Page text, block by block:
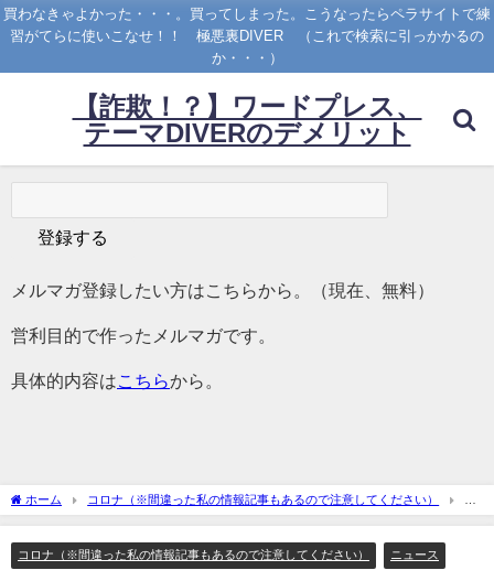
買わなきゃよかった・・・。買ってしまった。こうなったらペラサイトで練
習がてらに使いこなせ！！ 極悪裏DIVER （これで検索に引っかかるの
か・・・）
【詐欺！？】ワードプレス、
テーマDIVERのデメリット
メルマガ登録したい方はこちらから。（現在、無料）
営利目的で作ったメルマガです。
具体的内容は こちらから。
ホーム
コロナ（※間違った私の情報記事もあるので注意してください）
今、どうなっているのか
コロナ（※間違った私の情報記事もあるので注意してください） ニュース